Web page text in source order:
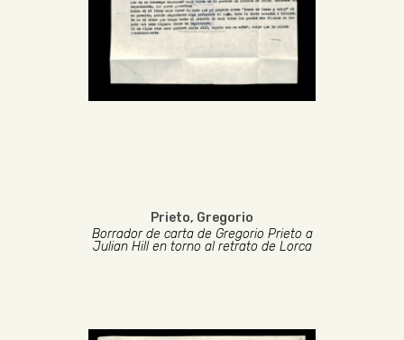
Prieto, Gregorio
Borrador de carta de Gregorio Prieto a
Julian Hill en torno al retrato de Lorca